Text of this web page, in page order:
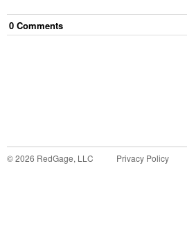
0 Comments
©2026 RedGage, LLC Privacy Policy